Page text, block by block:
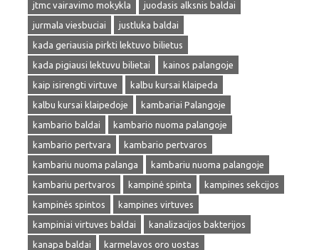
jtmc vairavimo mokykla
juodasis alksnis baldai
jurmala viesbuciai
justluka baldai
kada geriausia pirkti lektuvo bilietus
kada pigiausi lektuvu bilietai
kainos palangoje
kaip isirengti virtuve
kalbu kursai klaipeda
kalbu kursai klaipedoje
kambariai Palangoje
kambario baldai
kambario nuoma palangoje
kambario pertvara
kambario pertvaros
kambariu nuoma palanga
kambariu nuoma palangoje
kambariu pertvaros
kampinė spinta
kampines sekcijos
kampinės spintos
kampines virtuves
kampiniai virtuves baldai
kanalizacijos bakterijos
kanapa baldai
karmelavos oro uostas